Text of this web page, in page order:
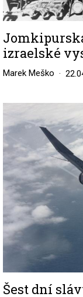
izraelské
Marek Meško
Šest dní